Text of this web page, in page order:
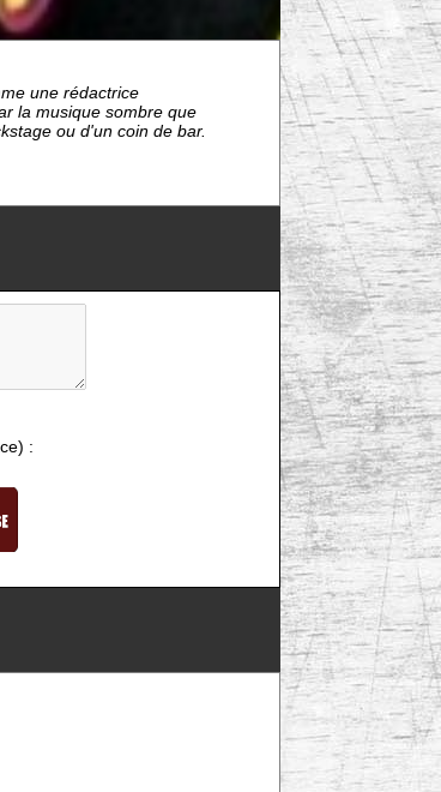
une rédactrice
la musique sombre que
ou d'un coin de bar.
: